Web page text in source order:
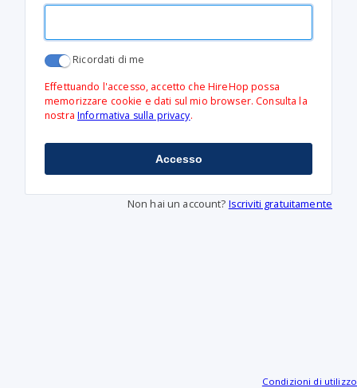
Ricordati di me
Effettuando l'accesso, accetto che HireHop possa
memorizzare cookie e dati sul mio browser. Consulta la
nostraInformativa sulla privacy.
Accesso
Non hai un account? Iscriviti gratuitamente
Condizioni di utilizzo